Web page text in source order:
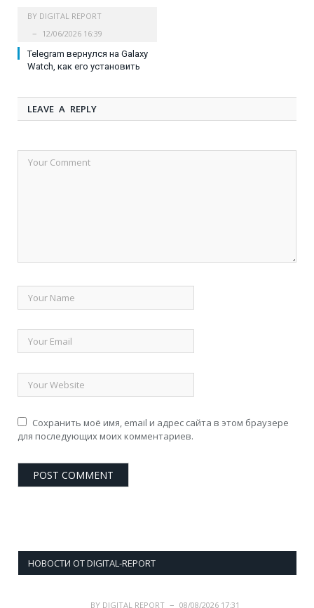
BY DIGITAL REPORT
12/06/2026 16:39
Telegram вернулся на Galaxy
Watch, как его установить
LEAVE A REPLY
Сохранить моё имя, email и адрес сайта в этом браузере
для последующих моих комментариев.
НОВОСТИ ОТ DIGITAL-REPORT
BY DIGITAL REPORT 08/08/2026 17:31